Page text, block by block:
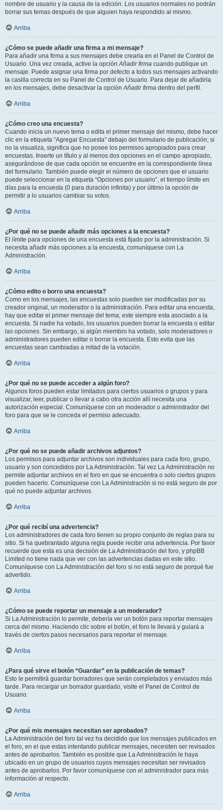
nombre de usuario y la causa de la edición. Los usuarios normales no podrán
borrar sus temas después de que alguien haya respondido al mismo.
Arriba
¿Cómo se puede añadir una firma a mi mensaje?
Para añadir una firma a sus mensajes debe crearla en el Panel de Control de
Usuario. Una vez creada, active la opciónAñadir firma cuando publique un
mensaje. Puede asignar una firma por defecto a todos sus mensajes activando
la casilla correcta en su Panel de Control de Usuario. Para dejar de añadirla
en los mensajes, debe desactivar la opciónAñadir firma dentro del perfil.
Arriba
¿Cómo creo una encuesta?
Cuando inicia un nuevo tema o edita el primer mensaje del mismo, debe hacer
clic en la etiqueta “Agregar Encuesta” debajo del formulario de publicación; si
no la visualiza, significa que no posee los permisos apropiados para crear
encuestas. Inserte un título y al menos dos opciones en el campo apropiado,
asegurándose de que cada opción se encuentre en la correspondiente línea
del formulario. También puede elegir el número de opciones que el usuario
puede seleccionar en la etiqueta “Opciones por usuario”, el tiempo límite en
días para la encuesta (0 para duración infinita) y por último la opción de
permitir a lo usuarios cambiar su votos.
Arriba
¿Por qué no se puede añadir más opciones a la encuesta?
El límite para opciones de una encuesta está fijado por la administración. Si
necesita añadir más opciones a la encuesta, comuníquese con La
Administración.
Arriba
¿Cómo edito o borro una encuesta?
Como en los mensajes, las encuestas solo pueden ser modificadas por su
creador original, un moderador o la administración. Para editar una encuesta,
hay que editar el primer mensaje del tema; este siempre esta asociado a la
encuesta. Si nadie ha votado, los usuarios pueden borrar la encuesta o editar
las opciones. Sin embargo, si algún miembro ha votado, solo moderadores o
administradores pueden editar o borrar la encuesta. Esto evita que las
encuestas sean cambiadas a mitad de la votación.
Arriba
¿Por qué no se puede acceder a algún foro?
Algunos foros pueden estar limitados para ciertos usuarios o grupos y para
visualizar, leer, publicar o llevar a cabo otra acción allí necesita una
autorización especial. Comuníquese con un moderador o administrador del
foro para que se le conceda el permiso adecuado.
Arriba
¿Por qué no se puede añadir archivos adjuntos?
Los permisos para adjuntar archivos son individuales para cada foro, grupo,
usuario y son concedidos por La Administración. Tal vez La Administración no
permite adjuntar archivos en el foro en que se encuentra o solo ciertos grupos
pueden hacerlo. Comuníquese con La Administración si no está seguro de por
qué no puede adjuntar archivos.
Arriba
¿Por qué recibí una advertencia?
Los administradores de cada foro tienen su propio conjunto de reglas para su
sitio. Si ha quebrantado alguna regla puede recibir una advertencia. Por favor
recuerde que esta es una decisión de La Administración del foro, y phpBB
Limited no tiene nada que ver con las advertencias dadas en este sitio.
Comuníquese con La Administración del foro si no está seguro de porqué fue
advertido.
Arriba
¿Cómo se puede reportar un mensaje a un moderador?
Si La Administración lo permite, debería ver un botón para reportar mensajes
cerca del mismo. Haciendo clic sobre el botón, el foro le llevará y guiará a
través de ciertos pasos necesarios para reportar el mensaje.
Arriba
¿Para qué sirve el botón “Guardar” en la publicación de temas?
Esto le permitirá guardar borradores que serán completados y enviados más
tarde. Para recargar un borrador guardado, visite el Panel de Control de
Usuario.
Arriba
¿Por qué mis mensajes necesitan ser aprobados?
La Administración del foro tal vez ha decidido que los mensajes publicados en
el foro, en el que estas intentando publicar mensajes, necesiten ser revisados
antes de aprobarlos. También es posible que La Administración le haya
ubicado en un grupo de usuarios cuyos mensajes necesitan ser revisados
antes de aprobarlos. Por favor comuníquese con el administrador para más
información al respecto.
Arriba